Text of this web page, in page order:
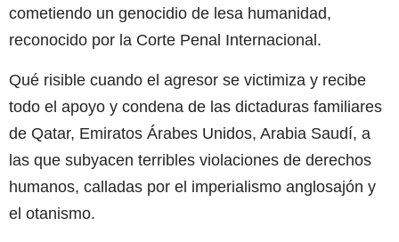
cometiendo un genocidio de lesa humanidad,
reconocido por la Corte Penal Internacional.
Qué risible cuando el agresor se victimiza y recibe
todo el apoyo y condena de las dictaduras familiares
de Qatar, Emiratos Árabes Unidos, Arabia Saudí, a
las que subyacen terribles violaciones de derechos
humanos, calladas por el imperialismo anglosajón y
el otanismo.